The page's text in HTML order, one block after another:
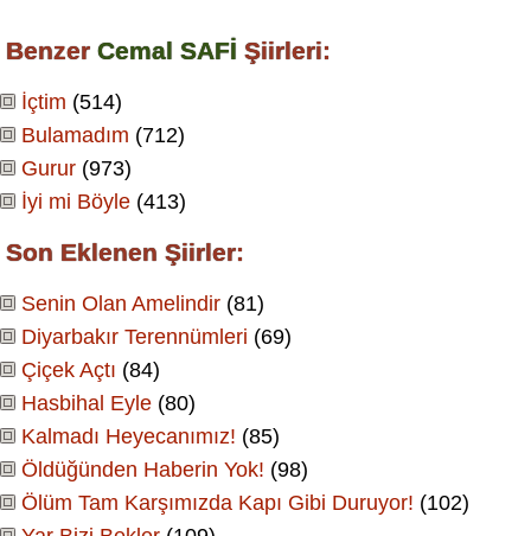
Benzer Cemal SAFİ Şiirleri:
İçtim (514)
Bulamadım (712)
Gurur (973)
İyi mi Böyle (413)
Son Eklenen Şiirler:
Senin Olan Amelindir (81)
Diyarbakır Terennümleri (69)
Çiçek Açtı (84)
Hasbihal Eyle (80)
Kalmadı Heyecanımız! (85)
Öldüğünden Haberin Yok! (98)
Ölüm Tam Karşımızda Kapı Gibi Duruyor! (102)